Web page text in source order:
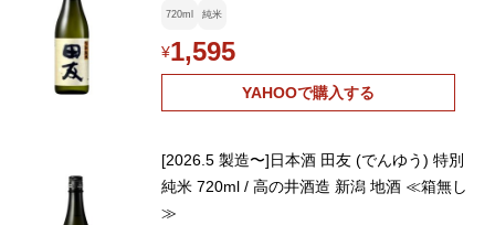
720ml 純米
¥1,595
YAHOOで購入する
[2026.5 製造〜]日本酒 田友 (でんゆう) 特別
純米 720ml / 高の井酒造 新潟 地酒 ≪箱無し
≫